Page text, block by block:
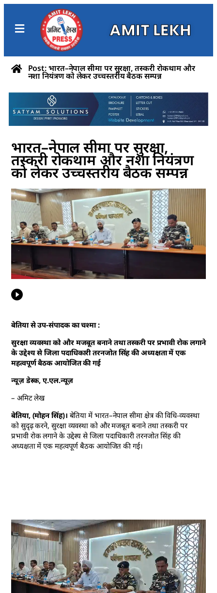
AMIT LEKH
Post: भारत–नेपाल सीमा पर सुरक्षा, तस्करी रोकथाम और
नशा नियंत्रण को लेकर उच्चस्तरीय बैठक सम्पन्न
भारत–नेपाल सीमा पर सुरक्षा,
तस्करी रोकथाम और नशा नियंत्रण
को लेकर उच्चस्तरीय बैठक सम्पन्न
बेतिया से उप-संपादक का चश्मा :
सुरक्षा व्यवस्था को और मजबूत बनाने तथा तस्करी पर प्रभावी रोक लगाने
के उद्देश्य से जिला पदाधिकारी तरनजोत सिंह की अध्यक्षता में एक
महत्वपूर्ण बैठक आयोजित की गई
न्यूज़ डेस्क, ए.एल.न्यूज़
– अमिट लेख
बेतिया, (मोहन सिंह)। बेतिया में भारत–नेपाल सीमा क्षेत्र की विधि-व्यवस्था
को सुदृढ़ करने, सुरक्षा व्यवस्था को और मजबूत बनाने तथा तस्करी पर
प्रभावी रोक लगाने के उद्देश्य से जिला पदाधिकारी तरनजोत सिंह की
अध्यक्षता में एक महत्वपूर्ण बैठक आयोजित की गई।